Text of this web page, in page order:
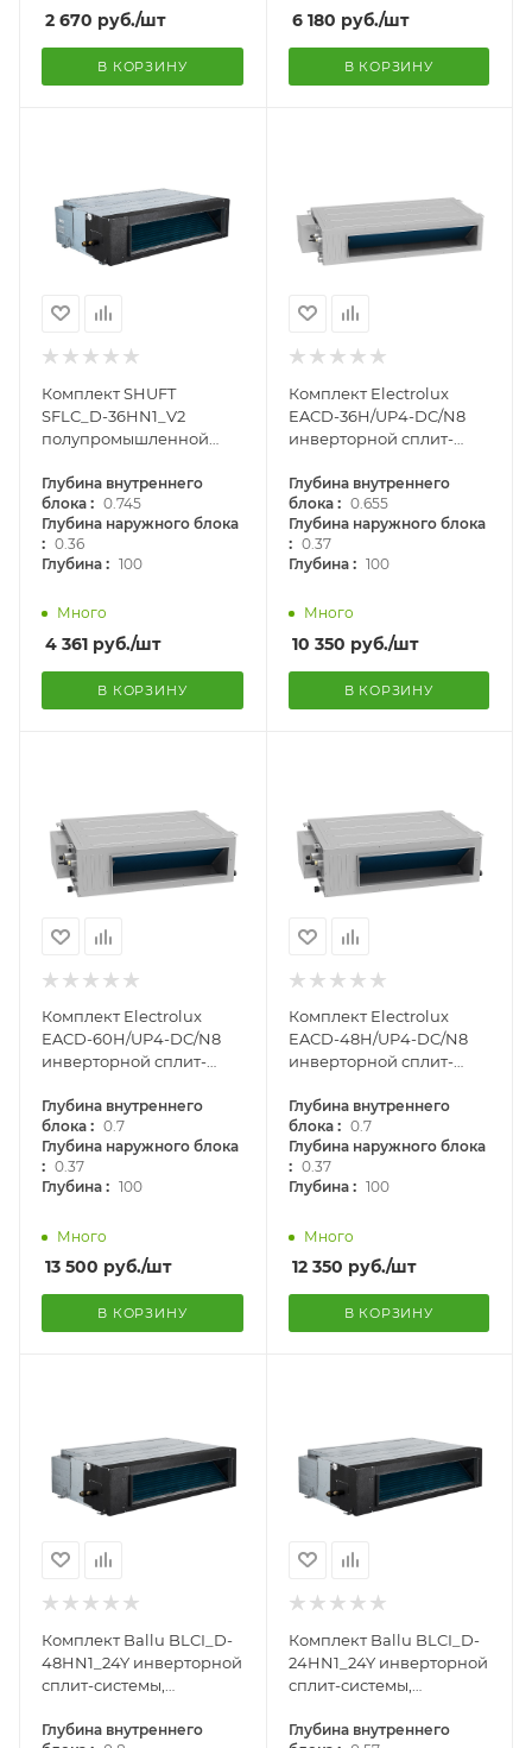
2 670 руб./шт
В КОРЗИНУ
6 180 руб./шт
В КОРЗИНУ
Комплект SHUFT
SFLC_D-36HN1_V2
полупромышленной
канального типа
Глубина внутреннего
блока : 0.745
Глубина наружного блока
: 0.36
Глубина : 100
Много
4 361 руб./шт
В КОРЗИНУ
Комплект Electrolux
EACD-36H/UP4-DC/N8
инверторной сплит-
типа
Глубина внутреннего
блока : 0.655
Глубина наружного блока
: 0.37
Глубина : 100
Много
10 350 руб./шт
В КОРЗИНУ
Комплект Electrolux
EACD-60H/UP4-DC/N8
инверторной сплит-
типа
Глубина внутреннего
блока : 0.7
Глубина наружного блока
: 0.37
Глубина : 100
Много
13 500 руб./шт
В КОРЗИНУ
Комплект Electrolux
EACD-48H/UP4-DC/N8
инверторной сплит-
типа
Глубина внутреннего
блока : 0.7
Глубина наружного блока
: 0.37
Глубина : 100
Много
12 350 руб./шт
В КОРЗИНУ
Комплект Ballu BLCI_D-
48HN1_24Y инверторной
сплит-системы,
Глубина внутреннего
Комплект Ballu BLCI_D-
24HN1_24Y инверторной
сплит-системы,
Глубина внутреннего